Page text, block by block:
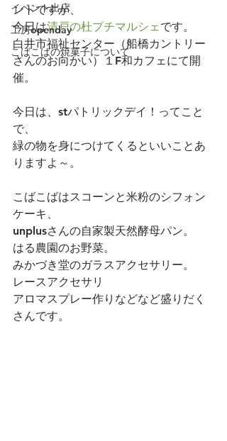
イベント出店
工房openday
こばこばの焼菓子について
ントですが、
今日は清戸の杜プチマルシェです。
白井市福祉センター（船橋カントリー
さんのお向かい）１F和カフェにて開
催。
今日は、stパトリックデイ！ってこと
で、
緑の物を身につけてくるといいことあ
りますよ～。
こばこばはスコーンと米粉のシフォン
ケーキ、
unplusさんの自家製天然酵母パン。
はる農園のお野菜。
みかづき堂のガラスアクセサリー。
レースアクセサリ
アロマスプレー作りなどなど盛りだく
さんです。